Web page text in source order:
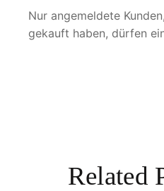
Nur angemeldete
gekauft haben, dürfen
Related